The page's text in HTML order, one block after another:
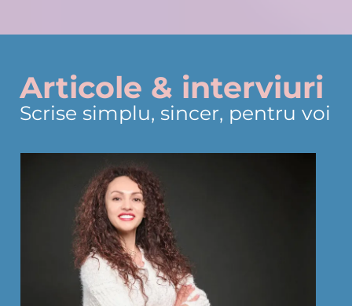
Articole & interviuri
Scrise simplu, sincer, pentru voi